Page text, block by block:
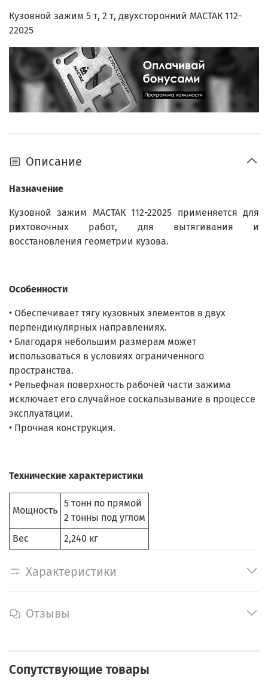
Кузовной зажим 5 т, 2 т, двухсторонний МАСТАК 112-
22025
Описание
Назначение
Кузовной зажим МАСТАК 112-22025 применяется для
рихтовочных работ, для вытягивания и
восстановления геометрии кузова.
Особенности
• Обеспечивает тягу кузовных элементов в двух
перпендикулярных направлениях.
• Благодаря небольшим размерам может
использоваться в условиях ограниченного
пространства.
• Рельефная поверхность рабочей части зажима
исключает его случайное соскальзывание в процессе
эксплуатации.
• Прочная конструкция.
Технические характеристики
Мощность
5 тонн по прямой
2 тонны под углом
Вес
2,240 кг
Характеристики
Отзывы
Сопутствующие товары